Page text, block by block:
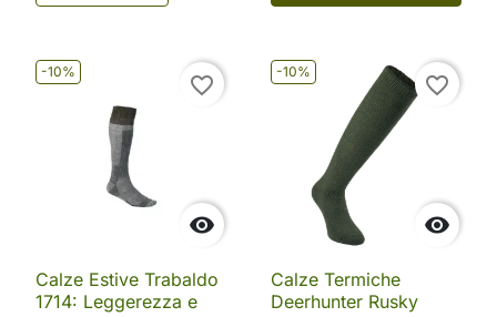
-10%

favorite_border
Calze Estive Trabaldo
1714: Leggerezza e
-10%

favorite_border
Calze Termiche
Deerhunter Rusky